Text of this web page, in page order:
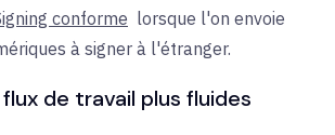
conforme lorsque l'on envoie
à signer à l'étranger.
de travail plus fluides